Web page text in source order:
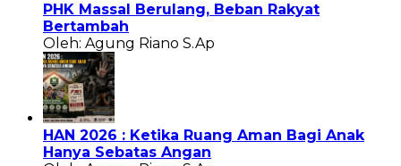
PHK Massal Berulang, Beban Rakyat
Bertambah
Oleh: Agung Riano S.Ap
HAN 2026 : Ketika Ruang Aman Bagi Anak
Hanya Sebatas Angan